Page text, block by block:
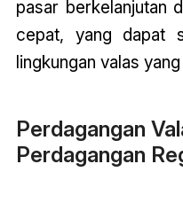
pasar berkelanjutan
cepat, yang dapat
lingkungan valas
Perdagangan
Perdagangan